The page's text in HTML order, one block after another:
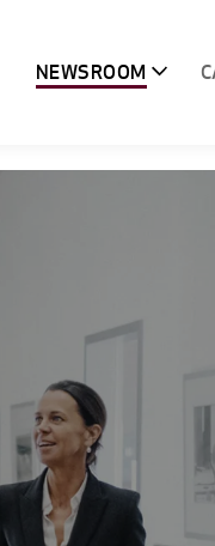
NEWSROOM